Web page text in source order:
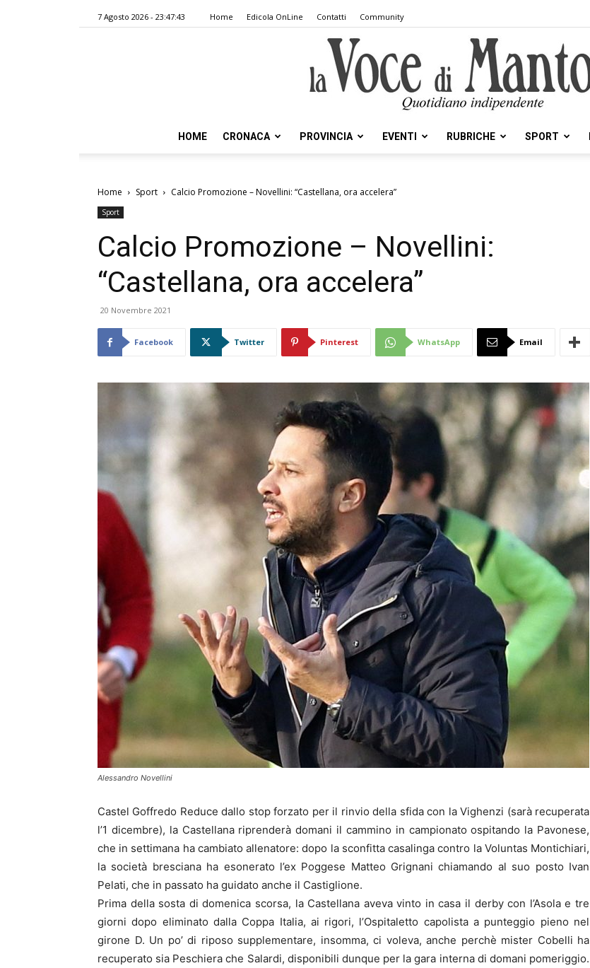
7 Agosto 2026 - 23:47:43 Home Edicola OnLine Contatti Community
Mantova
HOME CRONACA PROVINCIA EVENTI RUBRICHE SPORT
Home Sport Calcio Promozione – Novellini: “Castellana, ora accelera”
Sport
Calcio Promozione – Novellini:
“Castellana, ora accelera”
20 Novembre 2021
Facebook Twitter Pinterest WhatsApp Email
Alessandro Novellini
Castel Goffredo Reduce dallo stop forzato per il rinvio della sfida con la Vighenzi (sarà recuperata
l’1 dicembre), la Castellana riprenderà domani il cammino in campionato ospitando la Pavonese,
che in settimana ha cambiato allenatore: dopo la sconfitta casalinga contro la Voluntas Montichiari,
la società bresciana ha esonerato l’ex Poggese Matteo Grignani chiamando al suo posto Ivan
Pelati, che in passato ha guidato anche il Castiglione.
Prima della sosta di domenica scorsa, la Castellana aveva vinto in casa il derby con l’Asola e tre
giorni dopo eliminato dalla Coppa Italia, ai rigori, l’Ospitaletto capolista a punteggio pieno nel
girone D. Un po’ di riposo supplementare, insomma, ci voleva, anche perchè mister Cobelli ha
recuperato sia Peschiera che Salardi, disponibili dunque per la gara interna di domani pomeriggio.